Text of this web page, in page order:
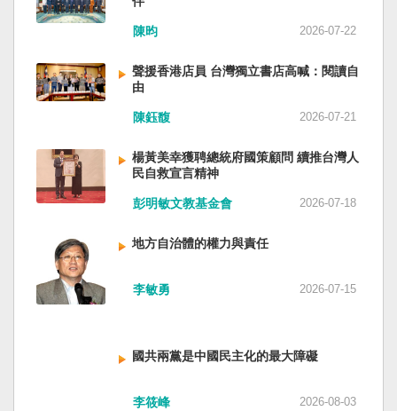
家。 一九四五年八一五，台灣人在祖國的迷惘與
迷障中做了錯誤的選擇，不只造成台灣集體命運
的台灣，要走向新歷史，珍惜台灣自己的條件，
好好建構我們尚未正常化的國家。台灣是小而
美、豐裕而堅強，在太平洋西南海域，一個閃亮
意收拾「中華民國」這個你們立鑄為繼承之國碑
銘的國號，台灣也會尊重歷史，對殘餘中國做歷
史的了結，寫下句點。生活在台灣的人們應共同
起造一個對「中國」不構成侵權的新國家，開啟
（作者是詩人）
與日本都會投入軍事力量協助救援。國軍與日本
自衛隊在大型災害時能提供人力、運輸、工程與
防、搜救與緊急醫療體系；地方政府負責整體應
變與資源調度，警察則協助交通管制、秩序維護
與災區管理。真正成熟的防災制度，需要的是整
期推動全民防災教育與社區演練，值得台灣參
考。但學習日本並非照搬制度，而是思考如何建
立符合台灣社會條件的防災文化。 防災的目的，
不只是讓人民在災害中生存下來，更是在災害發
的防災制度，不是要求人民只能服從撤離命令，
而是讓人民相信：當他們離開家園時，公共制度
會接住他們。
陳昀 2026-07-22
聲援香港店員 台灣獨立書店高喊：閱讀自
由
陳鈺馥 2026-07-21
楊黃美幸獲聘總統府國策顧問 續推台灣人
民自救宣言精神
彭明敏文教基金會 2026-07-18
地方自治體的權力與責任
李敏勇 2026-07-15
國共兩黨是中國民主化的最大障礙
李筱峰 2026-08-03